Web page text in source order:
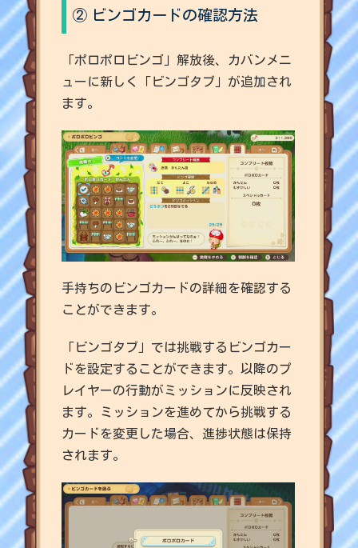
② ビンゴカードの確認方法
「ポロポロビンゴ」解放後、カバンメニ
ューに新しく「ビンゴタブ」が追加され
ます。
手持ちのビンゴカードの詳細を確認する
ことができます。
「ビンゴタブ」では挑戦するビンゴカー
ドを設定することができます。以降のプ
レイヤーの行動がミッションに反映され
ます。ミッションを進めてから挑戦する
カードを変更した場合、進捗状態は保持
されます。